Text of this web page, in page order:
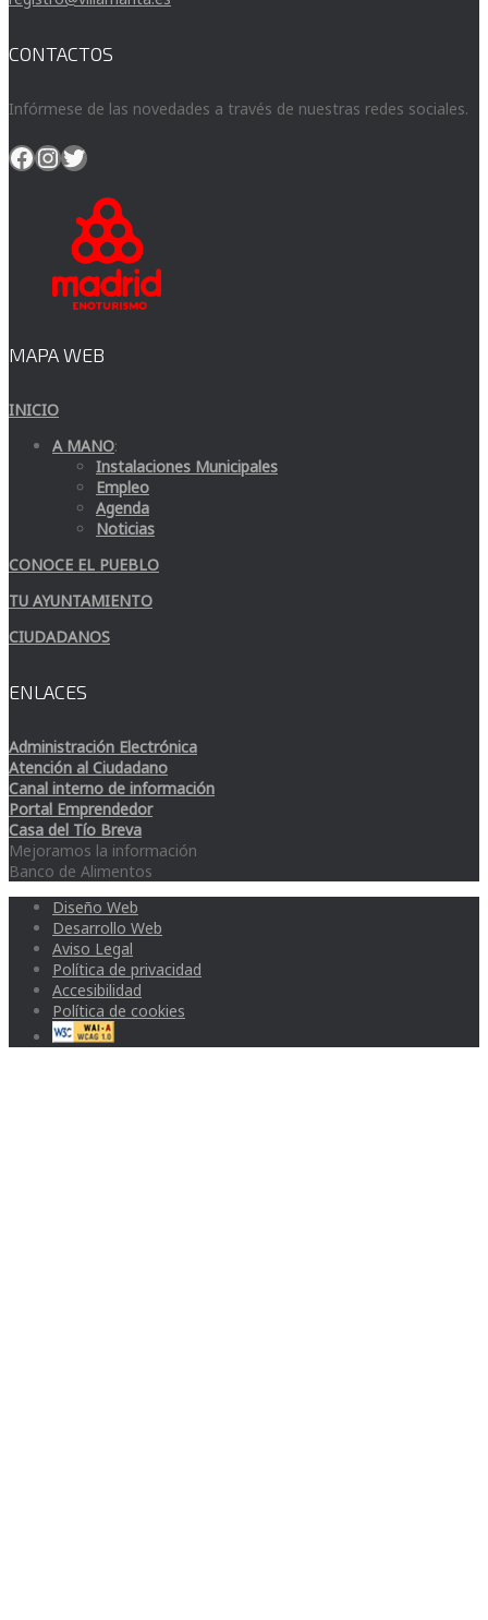
CONTACTOS
Infórmese de las novedades a través de nuestras redes sociales.
Facebook
Instagram
Twitter
MAPA WEB
INICIO
A MANO:
Instalaciones Municipales
Empleo
Agenda
Noticias
CONOCE EL PUEBLO
TU AYUNTAMIENTO
CIUDADANOS
ENLACES
Administración Electrónica
Atención al Ciudadano
Canal interno de información
Portal Emprendedor
Casa del Tío Breva
Mejoramos la información
Banco de Alimentos
Diseño Web
Desarrollo Web
Aviso Legal
Política de privacidad
Accesibilidad
Política de cookies